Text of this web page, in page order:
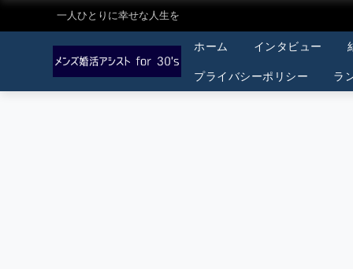
一人ひとりに幸せな人生を
ホーム インタビュー
プライバシーポリシー ラ